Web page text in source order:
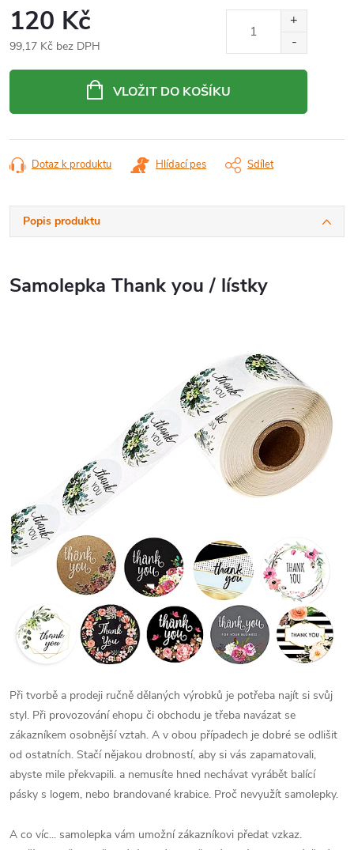
120 Kč
99,17 Kč bez DPH
VLOŽIT DO KOŠÍKU
Dotaz k produktu Hlídací pes Sdílet
Popis produktu
Samolepka Thank you / lístky
Při tvorbě a prodeji ručně dělaných výrobků je potřeba najít si svůj
styl. Při provozování ehopu či obchodu je třeba navázat se
zákazníkem osobnější vztah. A v obou případech je dobré se odlišit
od ostatních. Stačí nějakou drobností, aby si vás zapamatovali,
abyste mile překvapili. a nemusíte hned nechávat vyrábět balící
pásky s logem, nebo brandované krabice. Proč nevyužít samolepky.
A co víc... samolepka vám umožní zákazníkovi předat vzkaz.